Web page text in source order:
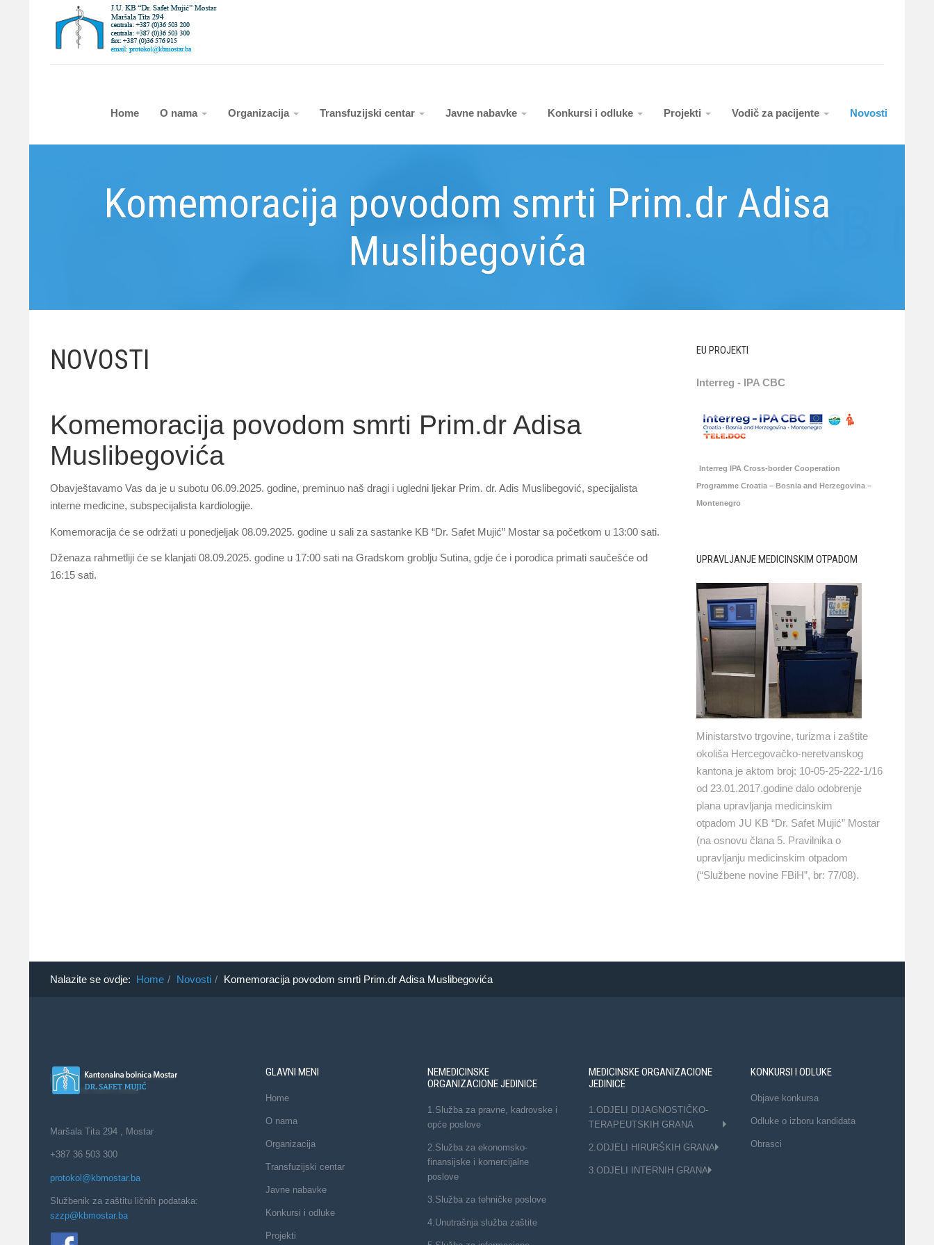
Home O nama Organizacija Transfuzijski centar Javne nabavke Konkursi i odluke Projekti Vodič za pacijente Novosti
Komemoracija povodom smrti Prim.dr Adisa
Muslibegovića
NOVOSTI
Komemoracija povodom smrti Prim.dr Adisa
Muslibegovića
Obavještavamo Vas da je u subotu 06.09.2025. godine, preminuo naš dragi i ugledni ljekar Prim. dr. Adis Muslibegović, specijalista
interne medicine, subspecijalista kardiologije.
Komemoracija će se održati u ponedjeljak 08.09.2025. godine u sali za sastanke KB “Dr. Safet Mujić” Mostar sa početkom u 13:00 sati.
Dženaza rahmetliji će se klanjati 08.09.2025. godine u 17:00 sati na Gradskom groblju Sutina, gdje će i porodica primati saučešće od
16:15 sati.
EU PROJEKTI
Interreg - IPA CBC
Interreg IPA Cross-border Cooperation
Programme Croatia – Bosnia and Herzegovina –
Montenegro
UPRAVLJANJE MEDICINSKIM OTPADOM
Ministarstvo trgovine, turizma i zaštite
okoliša Hercegovačko-neretvanskog
kantona je aktom broj: 10-05-25-222-1/16
od 23.01.2017.godine dalo odobrenje
plana upravljanja medicinskim
otpadom JU KB “Dr. Safet Mujić” Mostar
(na osnovu člana 5. Pravilnika o
upravljanju medicinskim otpadom
(“Službene novine FBiH”, br: 77/08).
Nalazite se ovdje: Home Novosti Komemoracija povodom smrti Prim.dr Adisa Muslibegovića
Maršala Tita 294 , Mostar
+387 36 503 300
protokol@kbmostar.ba
Službenik za zaštitu ličnih podataka:
szzp@kbmostar.ba
GLAVNI MENI
Home
O nama
Organizacija
Transfuzijski centar
Javne nabavke
Konkursi i odluke
Projekti
NEMEDICINSKE
ORGANIZACIONE JEDINICE
1.Služba za pravne, kadrovske i
opće poslove
2.Služba za ekonomsko-
finansijske i komercijalne
poslove
3.Služba za tehničke poslove
4.Unutrašnja služba zaštite
MEDICINSKE ORGANIZACIONE
JEDINICE
1.ODJELI DIJAGNOSTIČKO-
TERAPEUTSKIH GRANA
2.ODJELI HIRURŠKIH GRANA
3.ODJELI INTERNIH GRANA
KONKURSI I ODLUKE
Objave konkursa
Odluke o izboru kandidata
Obrasci